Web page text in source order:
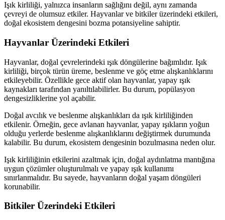
Işık kirliliği, yalnızca insanların sağlığını değil, aynı zamanda
çevreyi de olumsuz etkiler. Hayvanlar ve bitkiler üzerindeki etkileri,
doğal ekosistem dengesini bozma potansiyeline sahiptir.
Hayvanlar Üzerindeki Etkileri
Hayvanlar, doğal çevrelerindeki ışık döngülerine bağımlıdır. Işık
kirliliği, birçok türün üreme, beslenme ve göç etme alışkanlıklarını
etkileyebilir. Özellikle gece aktif olan hayvanlar, yapay ışık
kaynakları tarafından yanıltılabilirler. Bu durum, popülasyon
dengesizliklerine yol açabilir.
Doğal avcılık ve beslenme alışkanlıkları da ışık kirliliğinden
etkilenir. Örneğin, gece avlanan hayvanlar, yapay ışıkların yoğun
olduğu yerlerde beslenme alışkanlıklarını değiştirmek durumunda
kalabilir. Bu durum, ekosistem dengesinin bozulmasına neden olur.
Işık kirliliğinin etkilerini azaltmak için, doğal aydınlatma mantığına
uygun çözümler oluşturulmalı ve yapay ışık kullanımı
sınırlanmalıdır. Bu sayede, hayvanların doğal yaşam döngüleri
korunabilir.
Bitkiler Üzerindeki Etkileri